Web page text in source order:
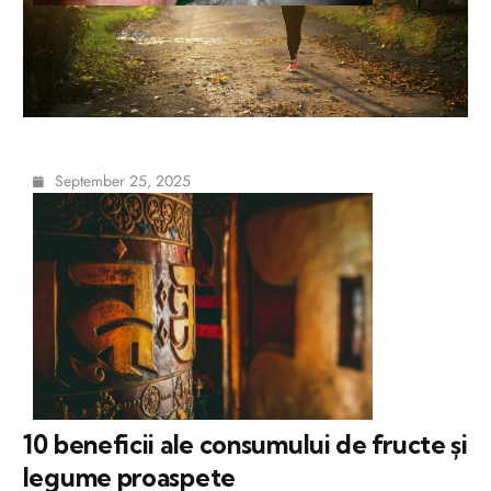
Cele mai bune creme
hidratante pentru tenul
uscat
September 25, 2025
10 Mantre Puternice
10 beneficii ale consumului de fructe și
legume proaspete